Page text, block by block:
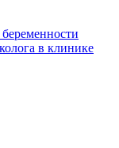
в клинике